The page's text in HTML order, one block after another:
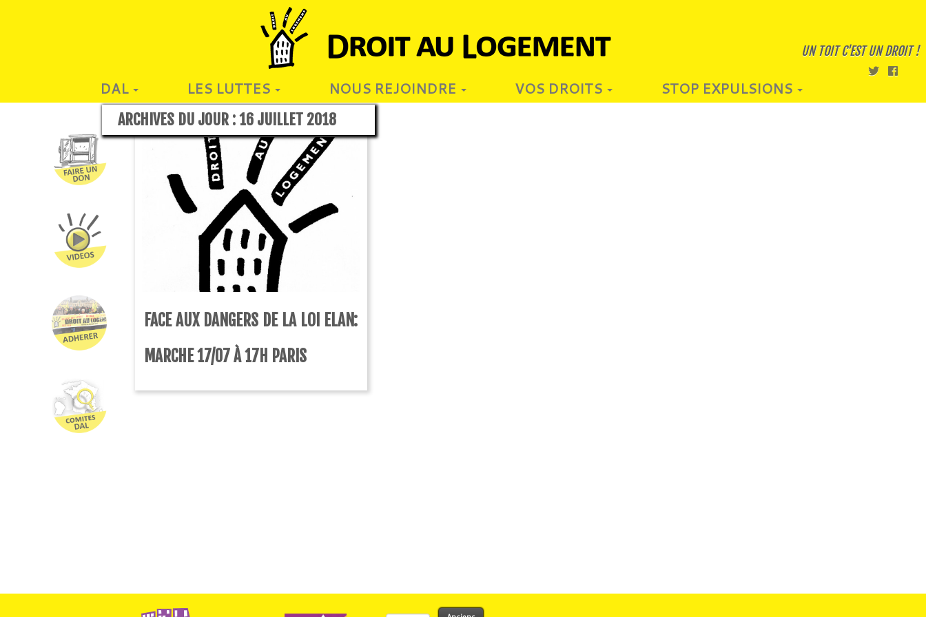
UN TOIT C'EST UN DROIT !
DAL LES LUTTES NOUS REJOINDRE VOS DROITS STOP EXPULSIONS
ARCHIVES DU JOUR :16 JUILLET 2018
FACE AUX DANGERS DE LA LOI ELAN:
MARCHE 17/07 À 17H PARIS